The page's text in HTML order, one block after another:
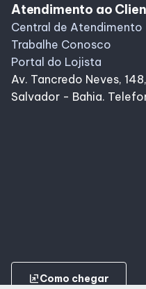
Atendimento ao
Central de Atendimento
Trabalhe Conosco
Portal do Lojista
Av. Tancredo Neves,
Salvador - Bahia.
ungroupComo chegar